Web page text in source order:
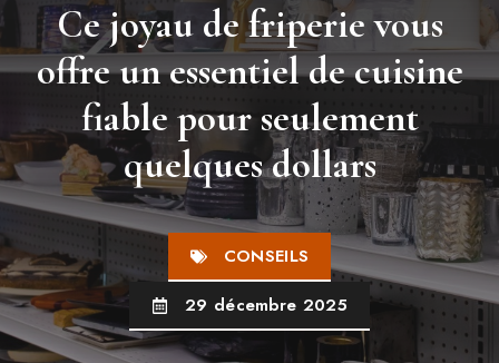
Ce joyau de friperie vous
offre un essentiel de cuisine
fiable pour seulement
quelques dollars
CONSEILS
29 décembre 2025